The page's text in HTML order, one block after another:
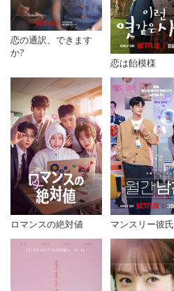
恋の通訳、できます
か?
恋は飴模様
ロマンスの絶対値 マンスリー彼氏